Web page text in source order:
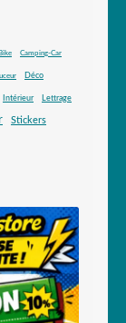
Bike Camping-Car
Déco
Intérieur Lettrage
Stickers